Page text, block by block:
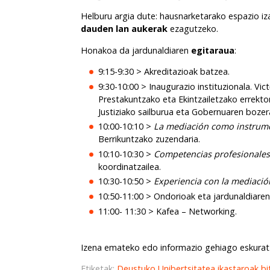
Helburu argia dute: hausnarketarako espazio
dauden lan aukerak ezagutzeko.
Honakoa da jardunaldiaren egitaraua:
9:15-9:30 > Akreditazioak batzea.
9:30-10:00 > Inaugurazio instituzionala.
Prestakuntzako eta Ekintzailetzako
Justiziako sailburua eta Gobernuaren
10:00-10:10 > La mediación como
Berrikuntzako zuzendaria.
10:10-10:30 > Competencias
koordinatzailea.
10:30-10:50 > Experiencia con la
10:50-11:00 > Ondorioak eta
11:00- 11:30 > Kafea – Networking.
Izena emateko edo informazio gehiago